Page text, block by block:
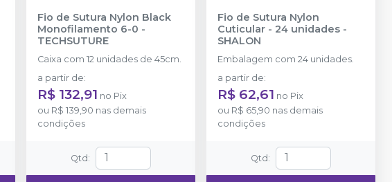
Fio de Sutura Nylon Black
Monofilamento 6-0 -
TECHSUTURE
Caixa com 12 unidades de 45cm.
a partir de:
R$ 132,91 no Pix
ou R$ 139,90 nas demais
condições
Qtd :
Fio de Sutura Nylon
Cuticular - 24 unidades -
SHALON
Embalagem com 24 unidades.
a partir de:
R$ 62,61 no Pix
ou R$ 65,90 nas demais
condições
Qtd :